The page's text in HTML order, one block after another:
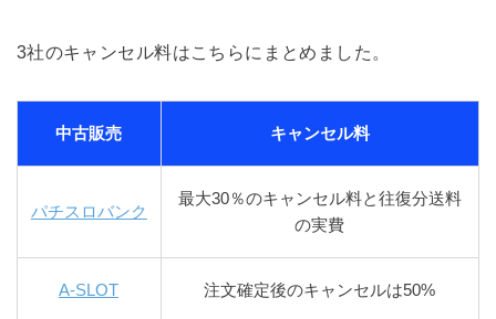
3社のキャンセル料はこちらにまとめました。
中古販売 キャンセル料
パチスロバンク
最大30％のキャンセル料と往復分送料
の実費
A-SLOT 注文確定後のキャンセルは50%